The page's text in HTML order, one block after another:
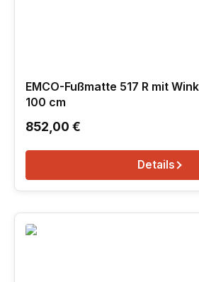
EMCO-Fußmatte 517 R mit
100 cm
Regulärer Preis:
852,00 €
Details